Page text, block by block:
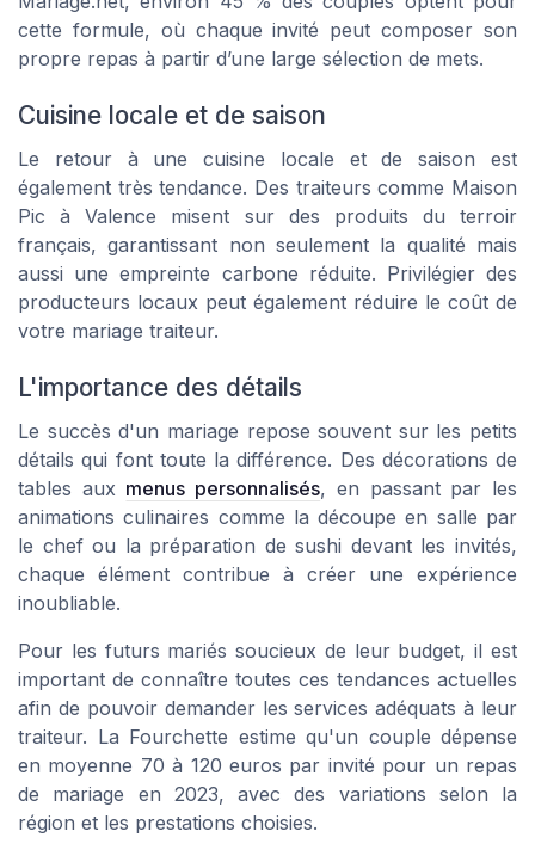
cette formule, où chaque invité peut composer son
propre repas à partir d’une large sélection de mets.
Cuisine locale et de saison
Le retour à une cuisine locale et de saison est
également très tendance. Des traiteurs comme Maison
Pic à Valence misent sur des produits du terroir
français, garantissant non seulement la qualité mais
aussi une empreinte carbone réduite. Privilégier des
producteurs locaux peut également réduire le coût de
votre mariage traiteur.
L'importance des détails
Le succès d'un mariage repose souvent sur les petits
détails qui font toute la différence. Des décorations de
tables aux menus personnalisés, en passant par les
animations culinaires comme la découpe en salle par
le chef ou la préparation de sushi devant les invités,
chaque élément contribue à créer une expérience
inoubliable.
Pour les futurs mariés soucieux de leur budget, il est
important de connaître toutes ces tendances actuelles
afin de pouvoir demander les services adéquats à leur
traiteur. La Fourchette estime qu'un couple dépense
en moyenne 70 à 120 euros par invité pour un repas
de mariage en 2023, avec des variations selon la
région et les prestations choisies.